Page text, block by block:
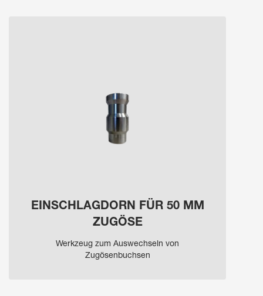
EINSCHLAGDORN FÜR 50 MM
ZUGÖSE
Werkzeug zum Auswechseln von
Zugösenbuchsen